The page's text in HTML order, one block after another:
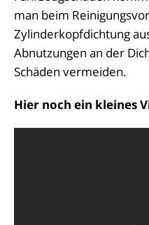
man beim
Zylinderkopfdichtung
Abnutzungen an der
Schäden vermeiden.
Hier noch ein kleines